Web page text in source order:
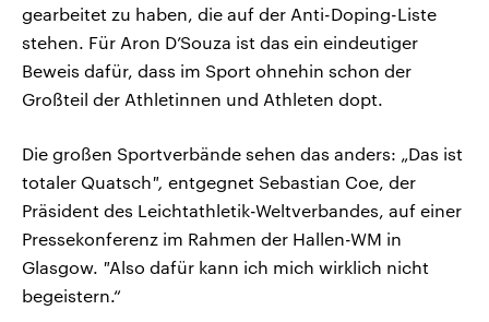
gearbeitet zu haben, die auf der Anti-Doping-Liste
stehen. Für Aron D’Souza ist das ein eindeutiger
Beweis dafür, dass im Sport ohnehin schon der
Großteil der Athletinnen und Athleten dopt.
Die großen Sportverbände sehen das anders: „Das ist
totaler Quatsch", entgegnet Sebastian Coe, der
Präsident des Leichtathletik-Weltverbandes, auf einer
Pressekonferenz im Rahmen der Hallen-WM in
Glasgow. "Also dafür kann ich mich wirklich nicht
begeistern.“